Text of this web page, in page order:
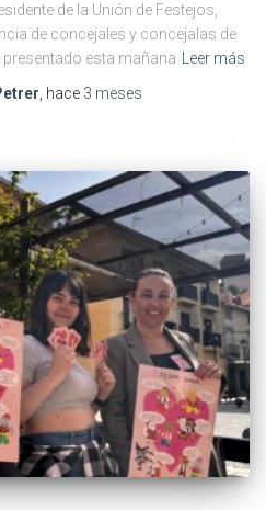
de la Unión de Festejos,
de concejales y concejalas de
esta mañana Leer más
, hace 3 meses